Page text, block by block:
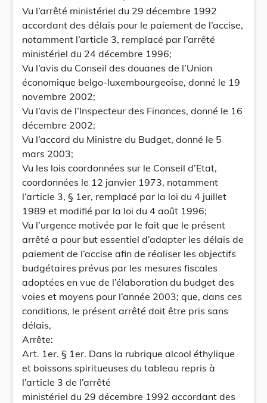
Vu l’arrêté ministériel du 29 décembre 1992
accordant des délais pour le paiement de l’accise,
notamment l’article 3, remplacé par l’arrêté
ministériel du 24 décembre 1996;
Vu l’avis du Conseil des douanes de l’Union
économique belgo-luxembourgeoise, donné le 19
novembre 2002;
Vu l’avis de l’Inspecteur des Finances, donné le 16
décembre 2002;
Vu l’accord du Ministre du Budget, donné le 5
mars 2003;
Vu les lois coordonnées sur le Conseil d’Etat,
coordonnées le 12 janvier 1973, notamment
l’article 3, § 1er, remplacé par la loi du 4 juillet
1989 et modifié par la loi du 4 août 1996;
Vu l’urgence motivée par le fait que le présent
arrêté a pour but essentiel d’adapter les délais de
paiement de l’accise afin de réaliser les objectifs
budgétaires prévus par les mesures fiscales
adoptées en vue de l’élaboration du budget des
voies et moyens pour l’année 2003; que, dans ces
conditions, le présent arrêté doit être pris sans
délais,
Arrête:
Art. 1er. § 1er. Dans la rubrique alcool éthylique
et boissons spiritueuses du tableau repris à
l’article 3 de l’arrêté
ministériel du 29 décembre 1992 accordant des